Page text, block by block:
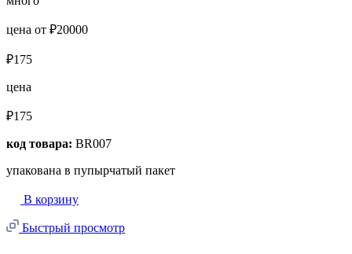
цена от ₽20000
₽175
цена
₽175
код товара: BR007
упакована в пупырчатый пакет
В корзину
Быстрый просмотр